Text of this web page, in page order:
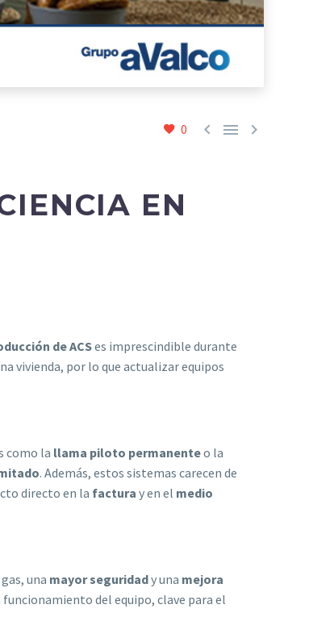
0   
EN
de ACSes imprescindible durante
vivienda, por lo que actualizar equipos
como la llama piloto permanenteo la
. Además, estos sistemas carecen de
directo en la factura y en el medio
una mayor seguridady una mejora
del equipo, clave para el